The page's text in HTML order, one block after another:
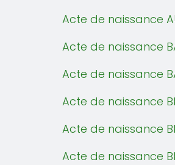
Acte de naissance
Acte de naissance
Acte de naissance
Acte de naissance
Acte de naissance
Acte de naissance